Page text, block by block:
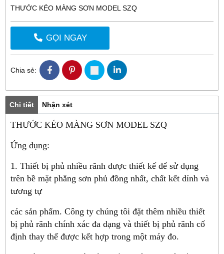
THƯỚC KÉO MÀNG SƠN MODEL SZQ
GỌI NGAY
Chia sẻ:
Chi tiết Nhận xét
THƯỚC KÉO MÀNG SƠN MODEL SZQ
Ứng dụng:
1. Thiết bị phủ nhiều rãnh được thiết kế để sử dụng
trên bề mặt phẳng sơn phủ đồng nhất, chất kết dính và
tương tự
các sản phẩm. Công ty chúng tôi đặt thêm nhiều thiết
bị phủ rãnh chính xác đa dạng và thiết bị phủ rãnh cố
định thay thế được kết hợp trong một máy đo.